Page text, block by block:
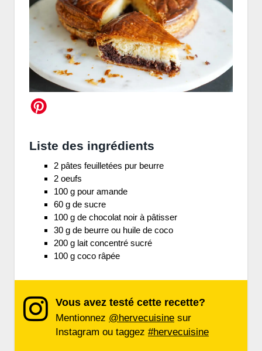
Liste des ingrédients
2 pâtes feuilletées pur beurre
2 oeufs
100 g pour amande
60 g de sucre
100 g de chocolat noir à pâtisser
30 g de beurre ou huile de coco
200 g lait concentré sucré
100 g coco râpée
Vous avez testé cette recette?
Mentionnez @hervecuisine sur
Instagram ou taggez #hervecuisine